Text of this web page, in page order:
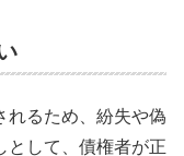
れるため、紛失や偽
として、債権者が正